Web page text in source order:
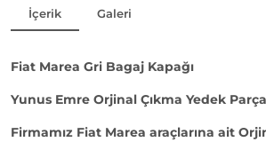
İçerik Galeri
Fiat Marea Gri Bagaj Kapağı
Yunus Emre Orjinal Çıkma Yedek
Firmamız Fiat Marea araçlarına ait